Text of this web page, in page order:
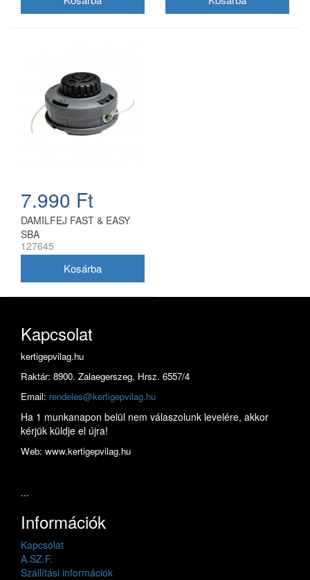
7.990 Ft
DAMILFEJ FAST & EASY
SBA
127645
Kapcsolat
kertigepvilag.hu
Raktár: 8900. Zalaegerszeg, Hrsz. 6557/4
Email: rendeles@kertigepvilag.hu
Ha 1 munkanapon belül nem válaszolunk levelére, akkor
kérjük küldje el újra!
Web: www.kertigepvilag.hu
...
Információk
Kapcsolat
A.SZ.F.
Szállítási információk